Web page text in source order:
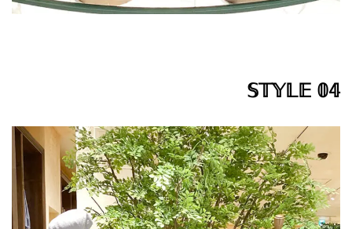
𝕊𝕋𝕐𝕃𝔼 𝟘𝟜